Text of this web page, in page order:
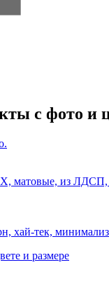
с фото и
матовые, из
хай-тек,
и размере